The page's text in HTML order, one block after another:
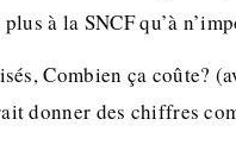
à la SNCF qu’à
Combien ça coûte?
donner des chiffres